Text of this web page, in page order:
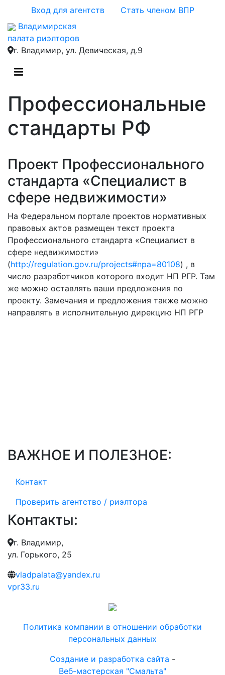
Вход для агентств
Стать членом ВПР
Владимирская
палата риэлторов
г. Владимир, ул. Девическая, д.9
Профессиональные
стандарты РФ
Проект Профессионального
стандарта «Специалист в
сфере недвижимости»
На Федеральном портале проектов нормативных
правовых актов размещен текст проекта
Профессионального стандарта «Специалист в
сфере недвижимости»
(http://regulation.gov.ru/projects#npa=80108) , в
число разработчиков которого входит НП РГР. Там
же можно оставлять ваши предложения по
проекту. Замечания и предложения также можно
направлять в исполнительную дирекцию НП РГР
ВАЖНОЕ И ПОЛЕЗНОЕ:
Контакт
Проверить агентство / риэлтора
Контакты:
г. Владимир,
ул. Горького, 25
vladpalata@yandex.ru
vpr33.ru
Политика компании в отношении обработки
персональных данных
Создание и разработка сайта -
Веб-мастерская "Смальта"